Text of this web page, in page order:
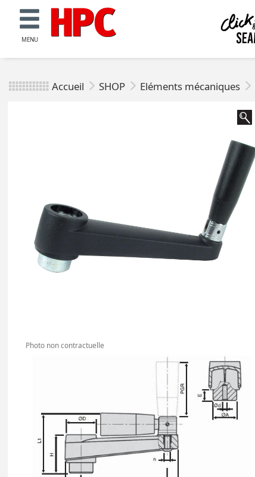
MENU
Accueil SHOP Eléments mécaniques
Photo non contractuelle